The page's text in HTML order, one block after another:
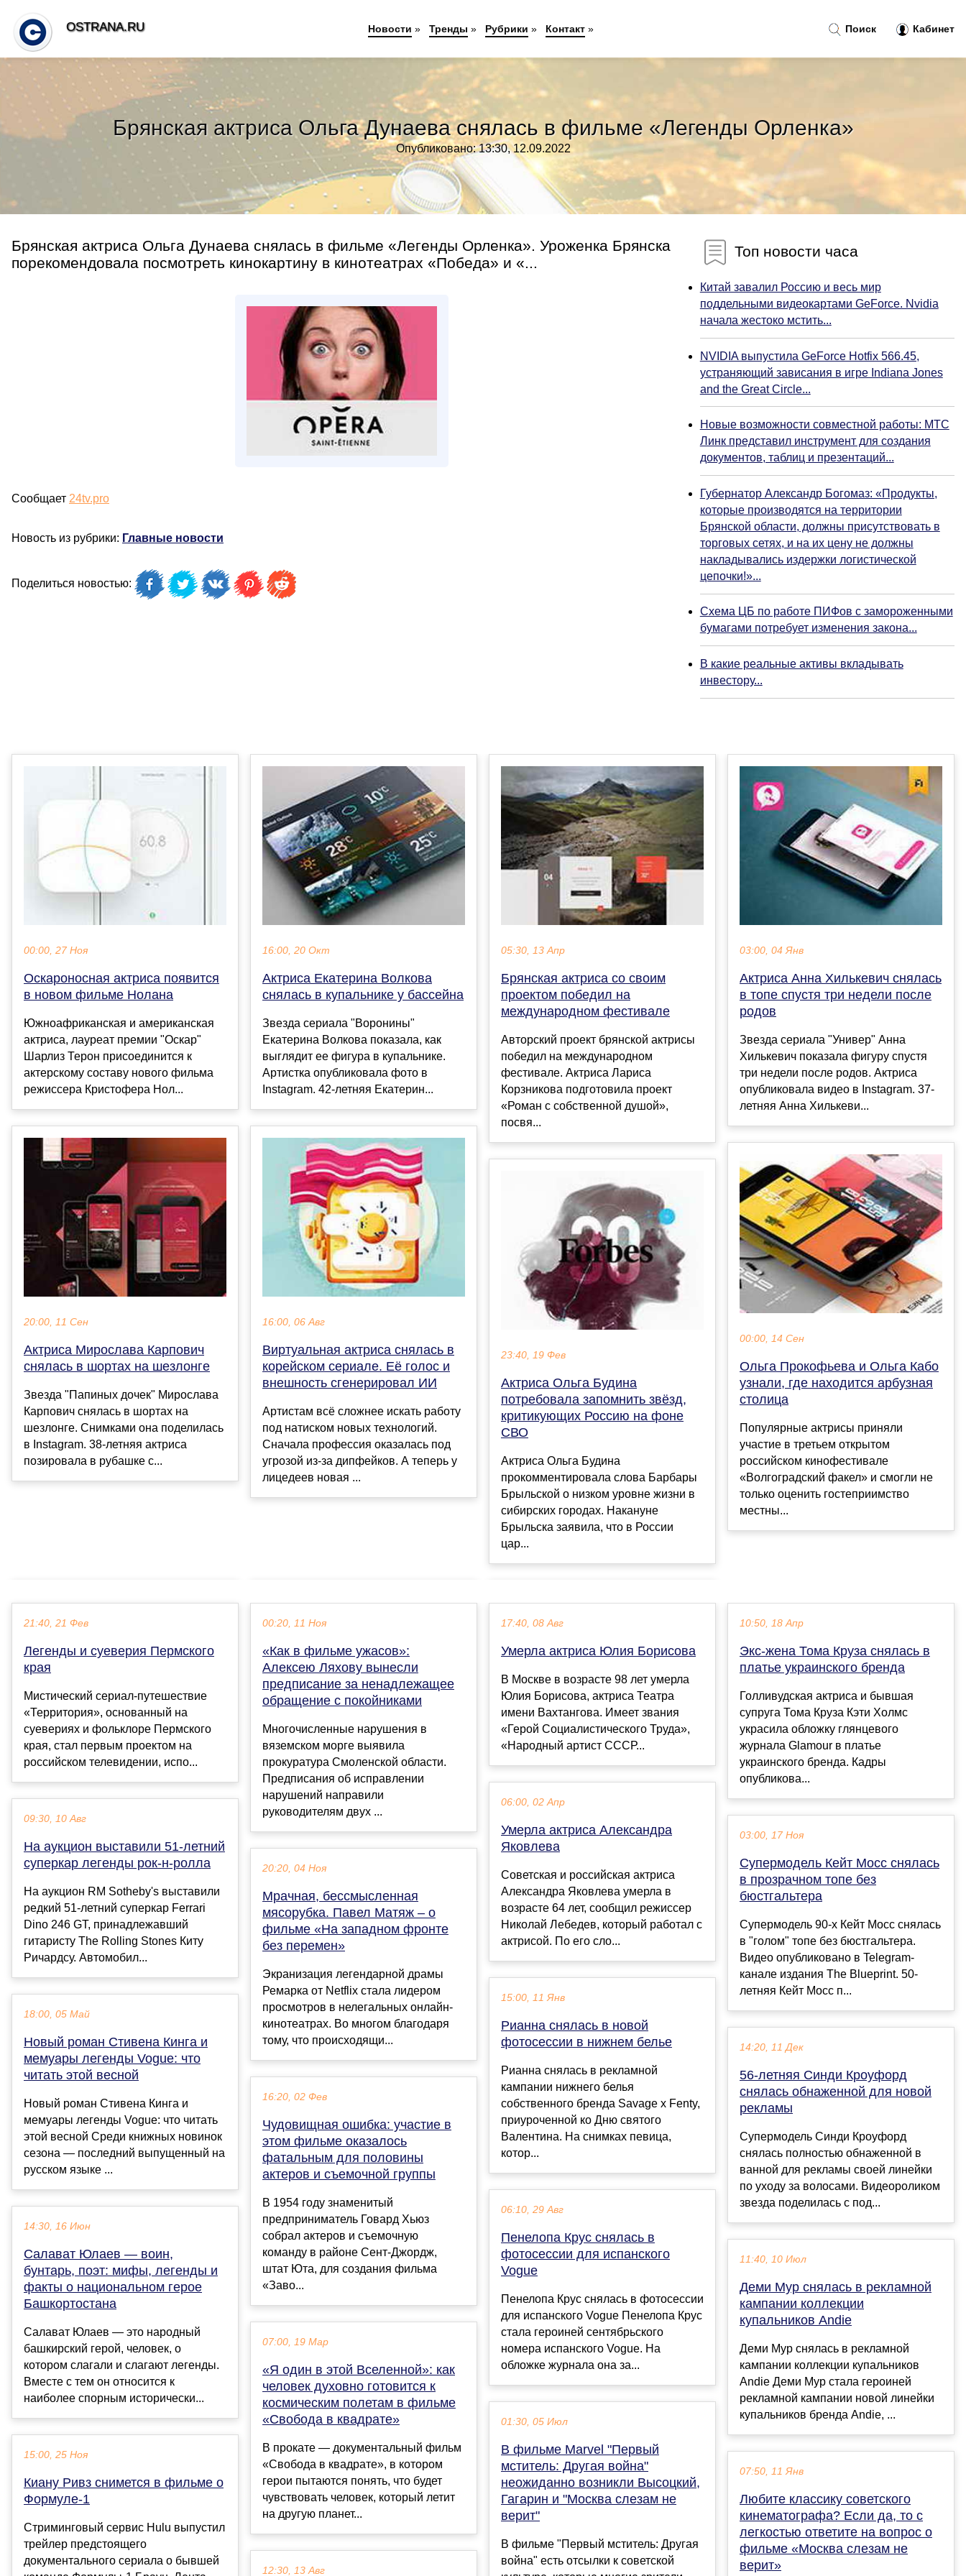
Брянская актриса Ольга Дунаева снялась в фильме «Легенды Орленка»
Опубликовано: 13:30, 12.09.2022
Брянская актриса Ольга Дунаева снялась в фильме «Легенды Орленка». Уроженка Брянска
порекомендовала посмотреть кинокартину в кинотеатрах «Победа» и «...
Сообщает 24tv.pro
Новость из рубрики: Главные новости
Поделиться новостью:
Топ новости часа
Китай завалил Россию и весь мир
поддельными видеокартами GeForce. Nvidia
начала жестоко мстить...
NVIDIA выпустила GeForce Hotfix 566.45,
устраняющий зависания в игре Indiana Jones
and the Great Circle...
Новые возможности совместной работы: МТС
Линк представил инструмент для создания
документов, таблиц и презентаций...
Губернатор Александр Богомаз: «Продукты,
которые производятся на территории
Брянской области, должны присутствовать в
торговых сетях, и на их цену не должны
накладывались издержки логистической
цепочки!»...
Схема ЦБ по работе ПИФов с замороженными
бумагами потребует изменения закона...
В какие реальные активы вкладывать
инвестору...
00:00, 27 Ноя
Оскароносная актриса появится
в новом фильме Нолана
Южноафриканская и американская
актриса, лауреат премии "Оскар"
Шарлиз Терон присоединится к
актерскому составу нового фильма
режиссера Кристофера Нол...
20:00, 11 Сен
Актриса Мирослава Карпович
снялась в шортах на шезлонге
Звезда "Папиных дочек" Мирослава
Карпович снялась в шортах на
шезлонге. Снимками она поделилась
в Instagram. 38-летняя актриса
позировала в рубашке с...
16:00, 20 Окт
Актриса Екатерина Волкова
снялась в купальнике у бассейна
Звезда сериала "Воронины"
Екатерина Волкова показала, как
выглядит ее фигура в купальнике.
Артистка опубликовала фото в
Instagram. 42-летняя Екатерин...
16:00, 06 Авг
Виртуальная актриса снялась в
корейском сериале. Её голос и
внешность сгенерировал ИИ
Артистам всё сложнее искать работу
под натиском новых технологий.
Сначала профессия оказалась под
угрозой из-за дипфейков. А теперь у
лицедеев новая ...
05:30, 13 Апр
Брянская актриса со своим
проектом победил на
международном фестивале
Авторский проект брянской актрисы
победил на международном
фестивале. Актриса Лариса
Корзникова подготовила проект
«Роман с собственной душой»,
посвя...
23:40, 19 Фев
Актриса Ольга Будина
потребовала запомнить звёзд,
критикующих Россию на фоне
СВО
Актриса Ольга Будина
прокомментировала слова Барбары
Брыльской о низком уровне жизни в
сибирских городах. Накануне
Брыльска заявила, что в России
цар...
03:00, 04 Янв
Актриса Анна Хилькевич снялась
в топе спустя три недели после
родов
Звезда сериала "Универ" Анна
Хилькевич показала фигуру спустя
три недели после родов. Актриса
опубликовала видео в Instagram. 37-
летняя Анна Хилькеви...
00:00, 14 Сен
Ольга Прокофьева и Ольга Кабо
узнали, где находится арбузная
столица
Популярные актрисы приняли
участие в третьем открытом
российском кинофестивале
«Волгоградский факел» и смогли не
только оценить гостеприимство
местны...
21:40, 21 Фев
Легенды и суеверия Пермского
края
Мистический сериал-путешествие
«Территория», основанный на
суевериях и фольклоре Пермского
края, стал первым проектом на
российском телевидении, испо...
09:30, 10 Авг
На аукцион выставили 51-летний
суперкар легенды рок-н-ролла
На аукцион RM Sotheby's выставили
редкий 51-летний суперкар Ferrari
Dino 246 GT, принадлежавший
гитаристу The Rolling Stones Киту
Ричардсу. Автомобил...
18:00, 05 Май
Новый роман Стивена Кинга и
мемуары легенды Vogue: что
читать этой весной
Новый роман Стивена Кинга и
мемуары легенды Vogue: что читать
этой весной Среди книжных новинок
сезона — последний выпущенный на
русском языке ...
14:30, 16 Июн
Салават Юлаев — воин,
бунтарь, поэт: мифы, легенды и
факты о национальном герое
Башкортостана
Салават Юлаев — это народный
башкирский герой, человек, о
котором слагали и слагают легенды.
Вместе с тем он относится к
наиболее спорным исторически...
15:00, 25 Ноя
Киану Ривз снимется в фильме о
Формуле-1
Стриминговый сервис Hulu выпустил
трейлер предстоящего
документального сериала о бывшей
00:20, 11 Ноя
«Как в фильме ужасов»:
Алексею Ляхову вынесли
предписание за ненадлежащее
обращение с покойниками
Многочисленные нарушения в
вяземском морге выявила
прокуратура Смоленской области.
Предписания об исправлении
нарушений направили
руководителям двух ...
20:20, 04 Ноя
Мрачная, бессмысленная
мясорубка. Павел Матяж – о
фильме «На западном фронте
без перемен»
Экранизация легендарной драмы
Ремарка от Netflix стала лидером
просмотров в нелегальных онлайн-
кинотеатрах. Во многом благодаря
тому, что происходящи...
16:20, 02 Фев
Чудовищная ошибка: участие в
этом фильме оказалось
фатальным для половины
актеров и съемочной группы
В 1954 году знаменитый
предприниматель Говард Хьюз
собрал актеров и съемочную
команду в районе Сент-Джордж,
штат Юта, для создания фильма
«Заво...
07:00, 19 Мар
«Я один в этой Вселенной»: как
человек духовно готовится к
космическим полетам в фильме
«Свобода в квадрате»
В прокате — документальный фильм
«Свобода в квадрате», в котором
герои пытаются понять, что будет
чувствовать человек, который летит
на другую планет...
12:30, 13 Авг
17:40, 08 Авг
Умерла актриса Юлия Борисова
В Москве в возрасте 98 лет умерла
Юлия Борисова, актриса Театра
имени Вахтангова. Имеет звания
«Герой Социалистического Труда»,
«Народный артист СССР...
06:00, 02 Апр
Умерла актриса Александра
Яковлева
Советская и российская актриса
Александра Яковлева умерла в
возрасте 64 лет, сообщил режиссер
Николай Лебедев, который работал с
актрисой. По его сло...
15:00, 11 Янв
Рианна снялась в новой
фотосессии в нижнем белье
Рианна снялась в рекламной
кампании нижнего белья
собственного бренда Savage x Fenty,
приуроченной ко Дню святого
Валентина. На снимках певица,
котор...
06:10, 29 Авг
Пенелопа Крус снялась в
фотосессии для испанского
Vogue
Пенелопа Крус снялась в фотосессии
для испанского Vogue Пенелопа Крус
стала героиней сентябрьского
номера испанского Vogue. На
обложке журнала она за...
01:30, 05 Июл
В фильме Marvel "Первый
мститель: Другая война"
неожиданно возникли Высоцкий,
Гагарин и "Москва слезам не
верит"
В фильме "Первый мститель: Другая
война" есть отсылки к советской
10:50, 18 Апр
Экс-жена Тома Круза снялась в
платье украинского бренда
Голливудская актриса и бывшая
супруга Тома Круза Кэти Холмс
украсила обложку глянцевого
журнала Glamour в платье
украинского бренда. Кадры
опубликова...
03:00, 17 Ноя
Супермодель Кейт Мосс снялась
в прозрачном топе без
бюстгальтера
Супермодель 90-х Кейт Мосс снялась
в "голом" топе без бюстгальтера.
Видео опубликовано в Telegram-
канале издания The Blueprint. 50-
летняя Кейт Мосс п...
14:20, 11 Дек
56-летняя Синди Кроуфорд
снялась обнаженной для новой
рекламы
Супермодель Синди Кроуфорд
снялась полностью обнаженной в
ванной для рекламы своей линейки
по уходу за волосами. Видеороликом
звезда поделилась с под...
11:40, 10 Июл
Деми Мур снялась в рекламной
кампании коллекции
купальников Andie
Деми Мур снялась в рекламной
кампании коллекции купальников
Andie Деми Мур стала героиней
рекламной кампании новой линейки
купальников бренда Andie, ...
07:50, 11 Янв
Любите классику советского
кинематографа? Если да, то с
легкостью ответите на вопрос о
фильме «Москва слезам не
верит»
Поиск Кабинет
OSTRANA.RU Новости » Тренды » Рубрики » Контакт»